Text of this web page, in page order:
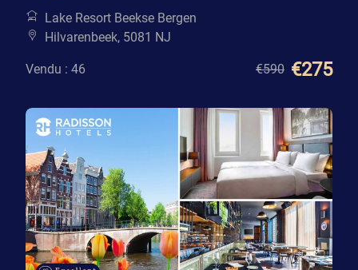
Lake Resort Beekse Bergen
Hilvarenbeek, 5081 NJ
Vendu : 46 €590 €275